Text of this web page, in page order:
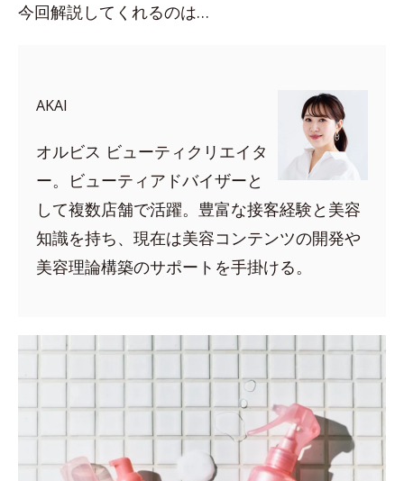
今回解説してくれるのは…
AKAI
オルビス ビューティクリエイタ
ー。ビューティアドバイザーと
して複数店舗で活躍。豊富な接客経験と美容
知識を持ち、現在は美容コンテンツの開発や
美容理論構築のサポートを手掛ける。